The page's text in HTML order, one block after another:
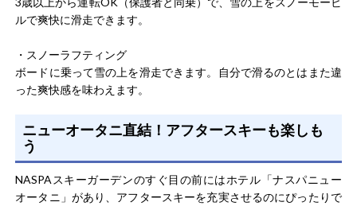
ルで爽快に滑走できます。
・スノーラフティング
ボードに乗って雪の上を滑走できます。自分で滑るのとはまた違
った爽快感を味わえます。
ニューオータニ直結！アフタースキーも楽しも
う
NASPAスキーガーデンのすぐ目の前にはホテル「ナスパニュー
オータニ」があり、アフタースキーを充実させるのにぴったりで